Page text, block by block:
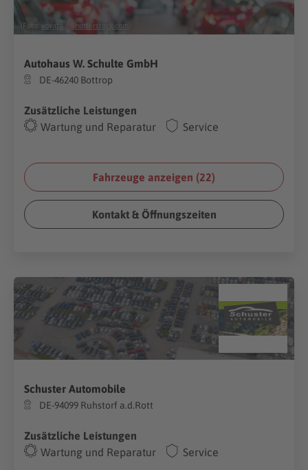
(Foto: voyata Shutterstock.com
Autohaus W. Schulte GmbH
DE-46240 Bottrop
Zusätzliche Leistungen
Wartung und Reparatur
Service
Fahrzeuge anzeigen (22)
Kontakt & Öffnungszeiten
Schuster Automobile
DE-94099 Ruhstorf a.d.Rott
Zusätzliche Leistungen
Wartung und Reparatur
Service